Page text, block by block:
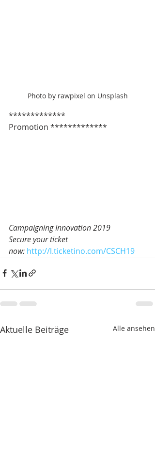
Photo by rawpixel on Unsplash
*************
Promotion *************
Campaigning Innovation 2019
Secure your ticket
now: http://l.ticketino.com/CSCH19
Aktuelle Beiträge Alle ansehen